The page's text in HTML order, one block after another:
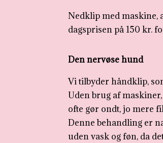
Nedklip med
dagsprisen på 150 kr.
Den nervøse hund
Vi tilbyder håndklip,
Uden brug af
ofte gør ondt, jo mere
Denne behandling er
uden vask og føn, da